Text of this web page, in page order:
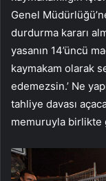
Genel
durdurma kararı
yasanın 14’üncü
kaymakam olarak
edemezsin.’ Ne
tahliye davası
memuruyla birlikte